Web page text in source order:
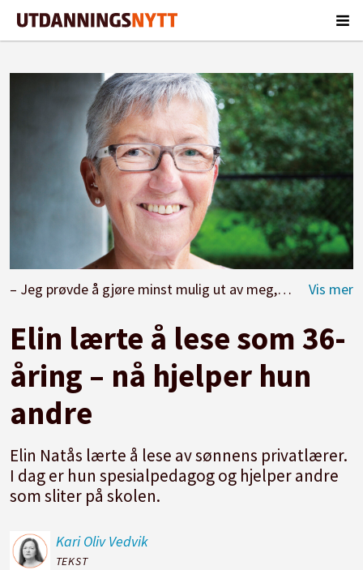
– Jeg prøvde å gjøre minst mulig ut av meg, sånn at læreren ikke la merke til meg. Foto: Kari Oliv Vedvik
Elin lærte å lese som 36-
åring – nå hjelper hun
andre
Elin Natås lærte å lese av sønnens privatlærer.
I dag er hun spesialpedagog og hjelper andre
som sliter på skolen.
Kari Oliv Vedvik
TEKST